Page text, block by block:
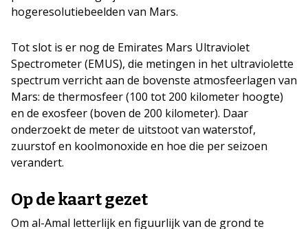
hogeresolutiebeelden van Mars.
Tot slot is er nog de Emirates Mars Ultraviolet
Spectrometer (EMUS), die metingen in het ultraviolette
spectrum verricht aan de bovenste atmosfeerlagen van
Mars: de thermosfeer (100 tot 200 kilometer hoogte)
en de exosfeer (boven de 200 kilometer). Daar
onderzoekt de meter de uitstoot van waterstof,
zuurstof en koolmonoxide en hoe die per seizoen
verandert.
Op de kaart gezet
Om al-Amal letterlijk en figuurlijk van de grond te